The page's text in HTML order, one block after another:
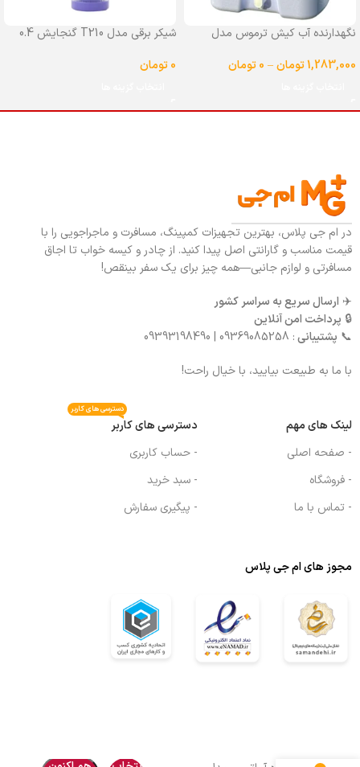
نگهدارنده آب کیش ترموس مدل
1,283,000تومان–
0تومان
شیکر برقی مدل T210 گنجایش 0.4
0تومان
در ام جی پلاس، بهترین تجهیزات کمپینگ، مسافرت و ماجراجویی را با
قیمت مناسب و گارانتی اصل پیدا کنید. از چادر و کیسه خواب تا اجاق
مسافرتی و لوازم جانبی—همه چیز برای یک سفر بینقص!
✈️ ارسال سریع به سراسر کشور
🔒 پرداخت امن آنلاین
📞 پشتیبانی: 09369085258 | 09393198490
با ما به طبیعت بیایید، با خیال راحت!
لینک های مهم
- صفحه اصلی
- فروشگاه
- تماس با ما
دسترسی های کاربر
دسترسی های کاربر
- حساب کاربری
- سبد خرید
- پیگیری سفارش
مجوز های ام جی پلاس